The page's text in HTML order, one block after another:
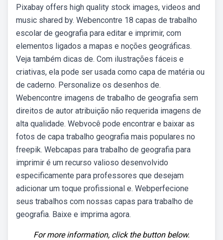
Pixabay offers high quality stock images, videos and
music shared by. Webencontre 18 capas de trabalho
escolar de geografia para editar e imprimir, com
elementos ligados a mapas e noções geográficas.
Veja também dicas de. Com ilustrações fáceis e
criativas, ela pode ser usada como capa de matéria ou
de caderno. Personalize os desenhos de.
Webencontre imagens de trabalho de geografia sem
direitos de autor atribuição não requerida imagens de
alta qualidade. Webvocê pode encontrar e baixar as
fotos de capa trabalho geografia mais populares no
freepik. Webcapas para trabalho de geografia para
imprimir é um recurso valioso desenvolvido
especificamente para professores que desejam
adicionar um toque profissional e. Webperfecione
seus trabalhos com nossas capas para trabalho de
geografia. Baixe e imprima agora.
For more information, click the button below.